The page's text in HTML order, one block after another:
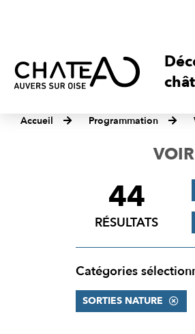
Accueil Programmation
FILTRER
RÉSULTATS
44
RÉSULTATS
Catégories
SORTIES NATURE